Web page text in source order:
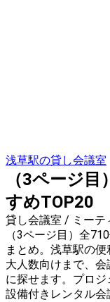
浅草駅の貸し会議室
（3ページ
すめTOP20
貸し会議室 / ミーテ
（3ページ目）全
まとめ。浅草駅の
大人数向けまで、
に探せます。プロ
設備付きレンタル会